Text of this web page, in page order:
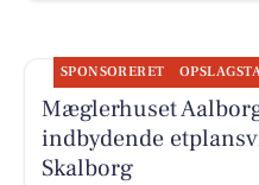
SPONSORERET
Mæglerhuset
indbydende
Skalborg